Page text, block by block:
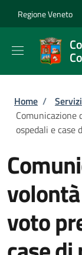
Regione Veneto
Briciole
Home / Servizi
Comunicazione
ospedali e case
voto